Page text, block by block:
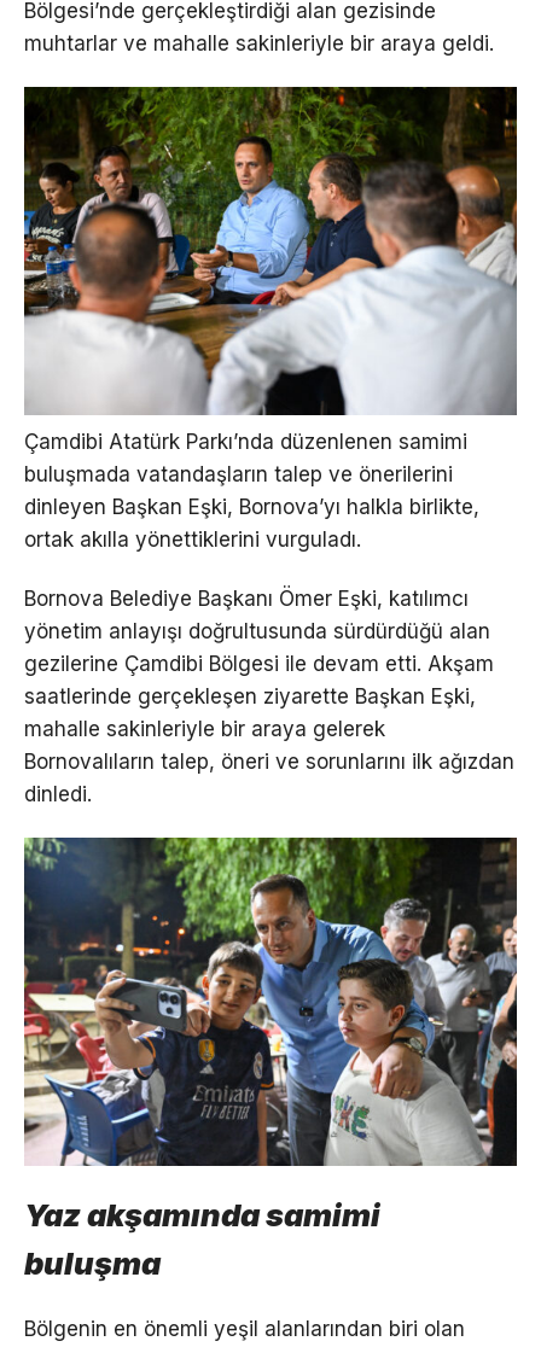
Bölgesi’nde gerçekleştirdiği alan gezisinde
muhtarlar ve mahalle sakinleriyle bir araya geldi.
Çamdibi Atatürk Parkı’nda düzenlenen samimi
buluşmada vatandaşların talep ve önerilerini
dinleyen Başkan Eşki, Bornova’yı halkla birlikte,
ortak akılla yönettiklerini vurguladı.
Bornova Belediye Başkanı Ömer Eşki, katılımcı
yönetim anlayışı doğrultusunda sürdürdüğü alan
gezilerine Çamdibi Bölgesi ile devam etti. Akşam
saatlerinde gerçekleşen ziyarette Başkan Eşki,
mahalle sakinleriyle bir araya gelerek
Bornovalıların talep, öneri ve sorunlarını ilk ağızdan
dinledi.
Yaz akşamında samimi
buluşma
Bölgenin en önemli yeşil alanlarından biri olan